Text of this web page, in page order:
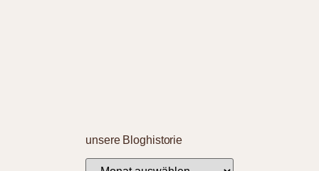
unsere Bloghistorie